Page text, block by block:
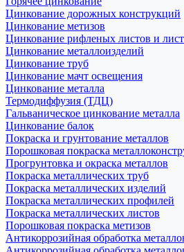
Цинкование дорожных конструкций
Цинкование метизов
Цинкование рифленых листов и
Цинкование металлоизделий
Цинкование труб
Цинкование мачт освещения
Цинкование металла
Термодиффузия (ТДЦ)
Гальваническое цинкование металла
Цинкование балок
Покраска и грунтование металлов
Порошковая покраска
Прогрунтовка и окраска металлов
Покраска металлических труб
Покраска металлических изделий
Покраска металлических профилей
Покраска металлических листов
Порошковая покраска метизов
Антикоррозийная обработка